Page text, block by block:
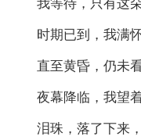
我等待，只有这
时期已到，我满
直至黄昏，仍未
夜幕降临，我望
泪珠，落了下来